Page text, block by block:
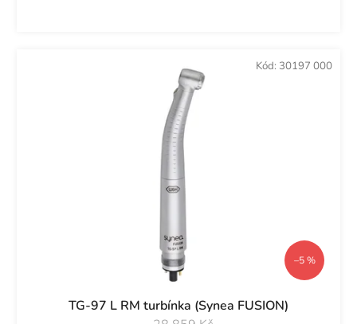
–5 %
TG-97 L RM turbínka (Synea FUSION)
Kód: 30197 000